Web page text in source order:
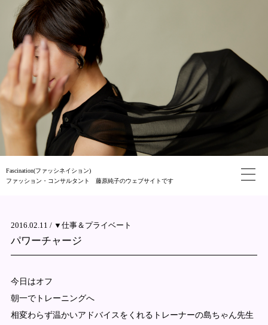
Fascination(ファッシネイション)
ファッション・コンサルタント 藤原純子のウェブサイトです
2016.02.11 / ▼仕事＆プライベート
パワーチャージ
今日はオフ
朝一でトレーニングへ
相変わらず温かいアドバイスをくれるトレーナーの島ちゃん先生